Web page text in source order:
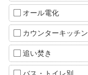
オール電化
カウンターキッチン
追い焚き
バス・トイレ別